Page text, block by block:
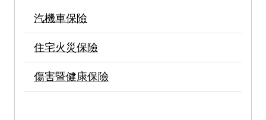
汽機車保險
住宅火災保險
傷害暨健康保險